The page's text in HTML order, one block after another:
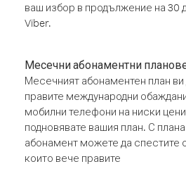
ваш избор в продължение на 30
Viber.
Месечни абонаментни
Месечният абонаментен план ви
правите международни
мобилни телефони на ниски
подновявате вашия план. С
абонамент можете да спестите
които вече правите